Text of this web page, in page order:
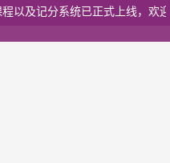
以及记分系统已正式上线，欢